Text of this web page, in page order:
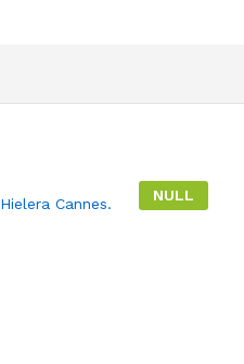
NULL
Hielera Cannes.